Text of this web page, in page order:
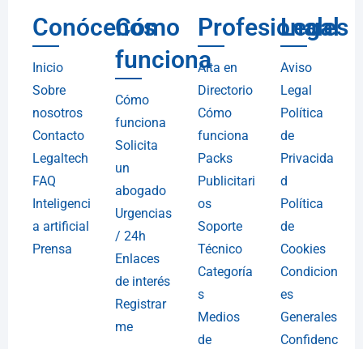
Conócenos
Inicio
Sobre
nosotros
Contacto
Legaltech
FAQ
Inteligenci
a artificial
Prensa
Cómo
funciona
Cómo
funciona
Solicita
un
abogado
Urgencias
/ 24h
Enlaces
de interés
Registrar
me
Profesionales
Alta en
Directorio
Cómo
funciona
Packs
Publicitari
os
Soporte
Técnico
Categoría
s
Medios
de
Legal
Aviso
Legal
Política
de
Privacida
d
Política
de
Cookies
Condicion
es
Generales
Confidenc